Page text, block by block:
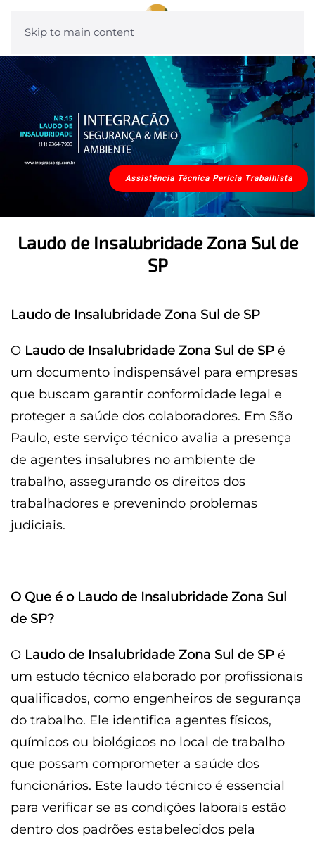
Skip to main content
Assistência Técnica Perícia Trabalhista
Laudo de Insalubridade Zona Sul de
SP
Laudo de Insalubridade Zona Sul de SP
O Laudo de Insalubridade Zona Sul de SP é
um documento indispensável para empresas
que buscam garantir conformidade legal e
proteger a saúde dos colaboradores. Em São
Paulo, este serviço técnico avalia a presença
de agentes insalubres no ambiente de
trabalho, assegurando os direitos dos
trabalhadores e prevenindo problemas
judiciais.
O Que é o Laudo de Insalubridade Zona Sul
de SP?
O Laudo de Insalubridade Zona Sul de SP é
um estudo técnico elaborado por profissionais
qualificados, como engenheiros de segurança
do trabalho. Ele identifica agentes físicos,
químicos ou biológicos no local de trabalho
que possam comprometer a saúde dos
funcionários. Este laudo técnico é essencial
para verificar se as condições laborais estão
dentro dos padrões estabelecidos pela